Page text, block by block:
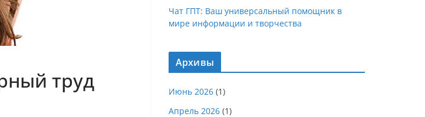
труд
Чат ГПТ: Ваш универсальный помощник в
мире информации и творчества
Архивы
Июнь 2026 (1)
Апрель 2026 (1)